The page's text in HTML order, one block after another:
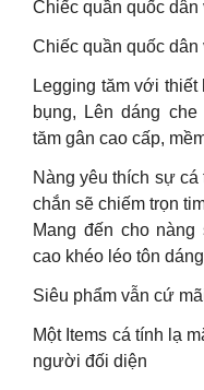
Chiếc quần quốc
Chiếc quần quốc
Legging tăm với
bụng, Lên dáng
tăm gân cao cấp,
Nàng yêu thích sự
chắn sẽ chiếm trọn
Mang đến cho
cao khéo léo tôn
Siêu phẩm vẫn cứ
Một Items cá tính lạ
người đối diện